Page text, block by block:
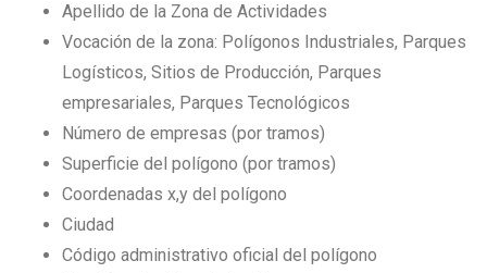
Apellido de la Zona de Actividades
Vocación de la zona: Polígonos Industriales, Parques
Logísticos, Sitios de Producción, Parques
empresariales, Parques Tecnológicos
Número de empresas (por tramos)
Superficie del polígono (por tramos)
Coordenadas x,y del polígono
Ciudad
Código administrativo oficial del polígono